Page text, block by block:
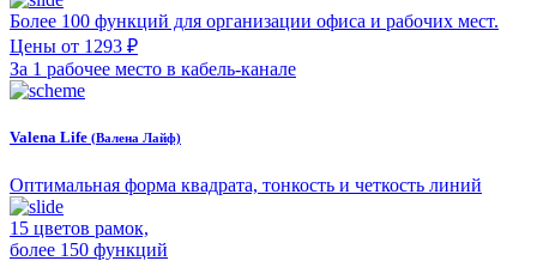
Более 100 функций для организации офиса и рабочих мест.
Цены от 1293 ₽
За 1 рабочее место в кабель-канале
Valena Life (Валена Лайф)
Оптимальная форма квадрата, тонкость и четкость линий
15 цветов рамок,
более 150 функций